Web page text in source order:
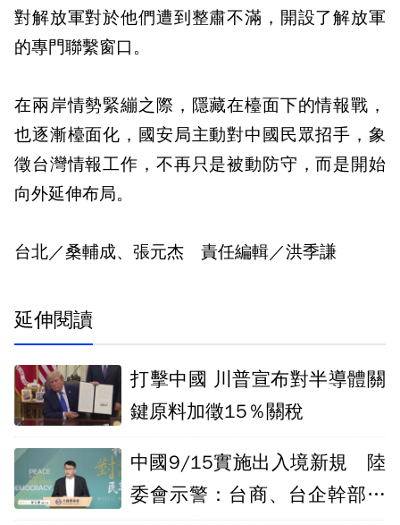
對解放軍對於他們遭到整肅不滿，開設了解放軍
的專門聯繫窗口。
在兩岸情勢緊繃之際，隱藏在檯面下的情報戰，
也逐漸檯面化，國安局主動對中國民眾招手，象
徵台灣情報工作，不再只是被動防守，而是開始
向外延伸布局。
台北／桑輔成、張元杰 責任編輯／洪季謙
延伸閱讀
打擊中國 川普宣布對半導體關
鍵原料加徵15％關稅
中國9/15實施出入境新規 陸
委會示警：台商、台企幹部風